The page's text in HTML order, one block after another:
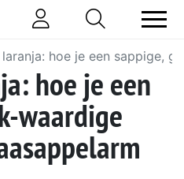
hoe je een sappige,
hoe je een
waardige